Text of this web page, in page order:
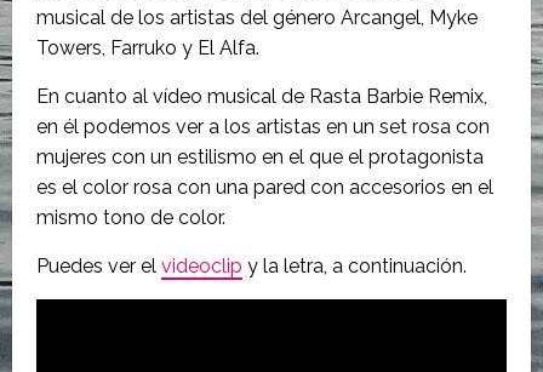
musical de los artistas del género Arcangel, Myke
Towers, Farruko y El Alfa.
En cuanto al vídeo musical de Rasta Barbie Remix,
en él podemos ver a los artistas en un set rosa con
mujeres con un estilismo en el que el protagonista
es el color rosa con una pared con accesorios en el
mismo tono de color.
Puedes ver el videoclip y la letra, a continuación.